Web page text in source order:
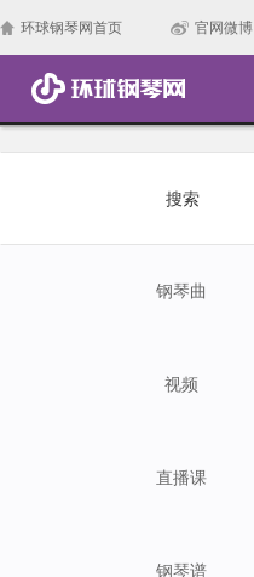
环球钢琴网首页 官网微博
搜索
钢琴曲
视频
直播课
钢琴谱